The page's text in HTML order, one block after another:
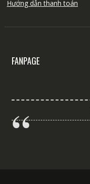
Hướng dẫn thanh toán
FANPAGE